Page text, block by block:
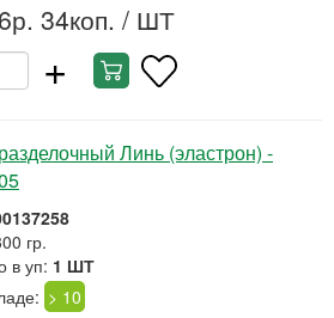
34коп. / ШТ
+
Линь (эластрон) -
гр.
в уп: 1 ШТ
> 10